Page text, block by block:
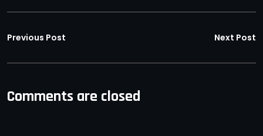
Previous Post Next Post
Comments are closed